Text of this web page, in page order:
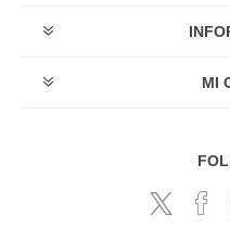
MI